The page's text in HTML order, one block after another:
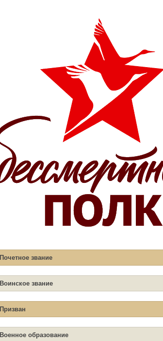
Почетное звание
Воинское звание
Призван
Военное образование